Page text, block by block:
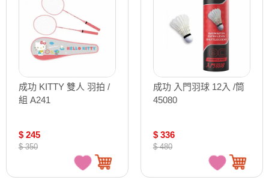
成功 KITTY 雙人 羽拍 /
組 A241
$ 245
$ 350
成功 入門羽球 12入 /筒
45080
$ 336
$ 480